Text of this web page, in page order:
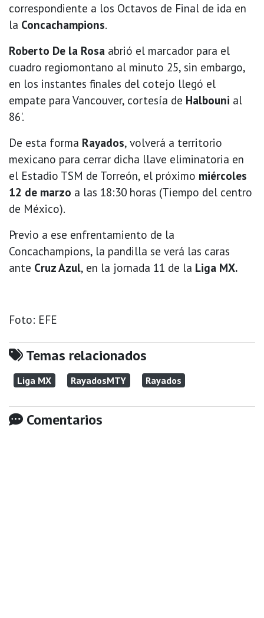
correspondiente a los Octavos de Final de ida en
la Concachampions.
Roberto De la Rosa abrió el marcador para el
cuadro regiomontano al minuto 25, sin embargo,
en los instantes finales del cotejo llegó el
empate para Vancouver, cortesía de Halbouni al
86'.
De esta forma Rayados, volverá a territorio
mexicano para cerrar dicha llave eliminatoria en
el Estadio TSM de Torreón, el próximo miércoles
12 de marzo a las 18:30 horas (Tiempo del centro
de México).
Previo a ese enfrentamiento de la
Concachampions, la pandilla se verá las caras
ante Cruz Azul, en la jornada 11 de la Liga MX.
Foto: EFE
Temas relacionados
Liga MX RayadosMTY Rayados
Comentarios